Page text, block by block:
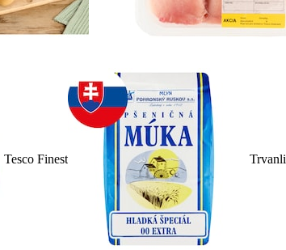
Tesco Finest